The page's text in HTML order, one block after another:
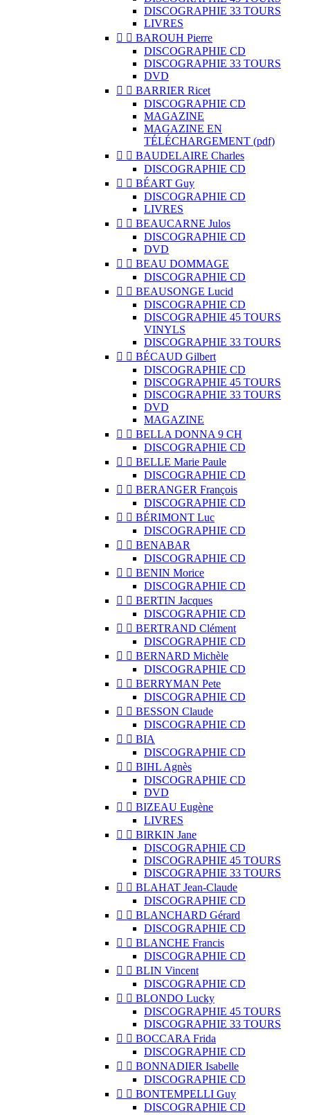
DISCOGRAPHIE 33 TOURS
LIVRES
  BAROUH Pierre
DISCOGRAPHIE CD
DISCOGRAPHIE 33 TOURS
DVD
  BARRIER Ricet
DISCOGRAPHIE CD
MAGAZINE
MAGAZINE EN
TÉLÉCHARGEMENT (pdf)
  BAUDELAIRE Charles
DISCOGRAPHIE CD
  BÉART Guy
DISCOGRAPHIE CD
LIVRES
  BEAUCARNE Julos
DISCOGRAPHIE CD
DVD
  BEAU DOMMAGE
DISCOGRAPHIE CD
  BEAUSONGE Lucid
DISCOGRAPHIE CD
DISCOGRAPHIE 45 TOURS
VINYLS
DISCOGRAPHIE 33 TOURS
  BÉCAUD Gilbert
DISCOGRAPHIE CD
DISCOGRAPHIE 45 TOURS
DISCOGRAPHIE 33 TOURS
DVD
MAGAZINE
  BELLA DONNA 9 CH
DISCOGRAPHIE CD
  BELLE Marie Paule
DISCOGRAPHIE CD
  BERANGER François
DISCOGRAPHIE CD
  BÉRIMONT Luc
DISCOGRAPHIE CD
  BENABAR
DISCOGRAPHIE CD
  BENIN Morice
DISCOGRAPHIE CD
  BERTIN Jacques
DISCOGRAPHIE CD
  BERTRAND Clément
DISCOGRAPHIE CD
  BERNARD Michèle
DISCOGRAPHIE CD
  BERRYMAN Pete
DISCOGRAPHIE CD
  BESSON Claude
DISCOGRAPHIE CD
  BIA
DISCOGRAPHIE CD
  BIHL Agnès
DISCOGRAPHIE CD
DVD
  BIZEAU Eugène
LIVRES
  BIRKIN Jane
DISCOGRAPHIE CD
DISCOGRAPHIE 45 TOURS
DISCOGRAPHIE 33 TOURS
  BLAHAT Jean-Claude
DISCOGRAPHIE CD
  BLANCHARD Gérard
DISCOGRAPHIE CD
  BLANCHE Francis
DISCOGRAPHIE CD
  BLIN Vincent
DISCOGRAPHIE CD
  BLONDO Lucky
DISCOGRAPHIE 45 TOURS
DISCOGRAPHIE 33 TOURS
  BOCCARA Frida
DISCOGRAPHIE CD
  BONNADIER Isabelle
DISCOGRAPHIE CD
  BONTEMPELLI Guy
DISCOGRAPHIE CD